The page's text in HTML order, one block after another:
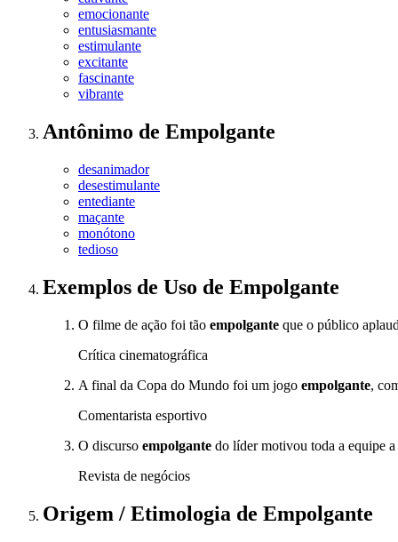
emocionante
entusiasmante
estimulante
excitante
fascinante
vibrante
Antônimo de Empolgante
desanimador
desestimulante
entediante
maçante
monótono
tedioso
Exemplos de Uso de Empolgante
O filme de ação foi tão empolgante que o público
Crítica cinematográfica
A final da Copa do Mundo foi um jogo empolgante,
Comentarista esportivo
O discurso empolgante do líder motivou toda a equipe a
Revista de negócios
Origem / Etimologia de Empolgante